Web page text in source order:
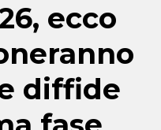
ecco
diffide